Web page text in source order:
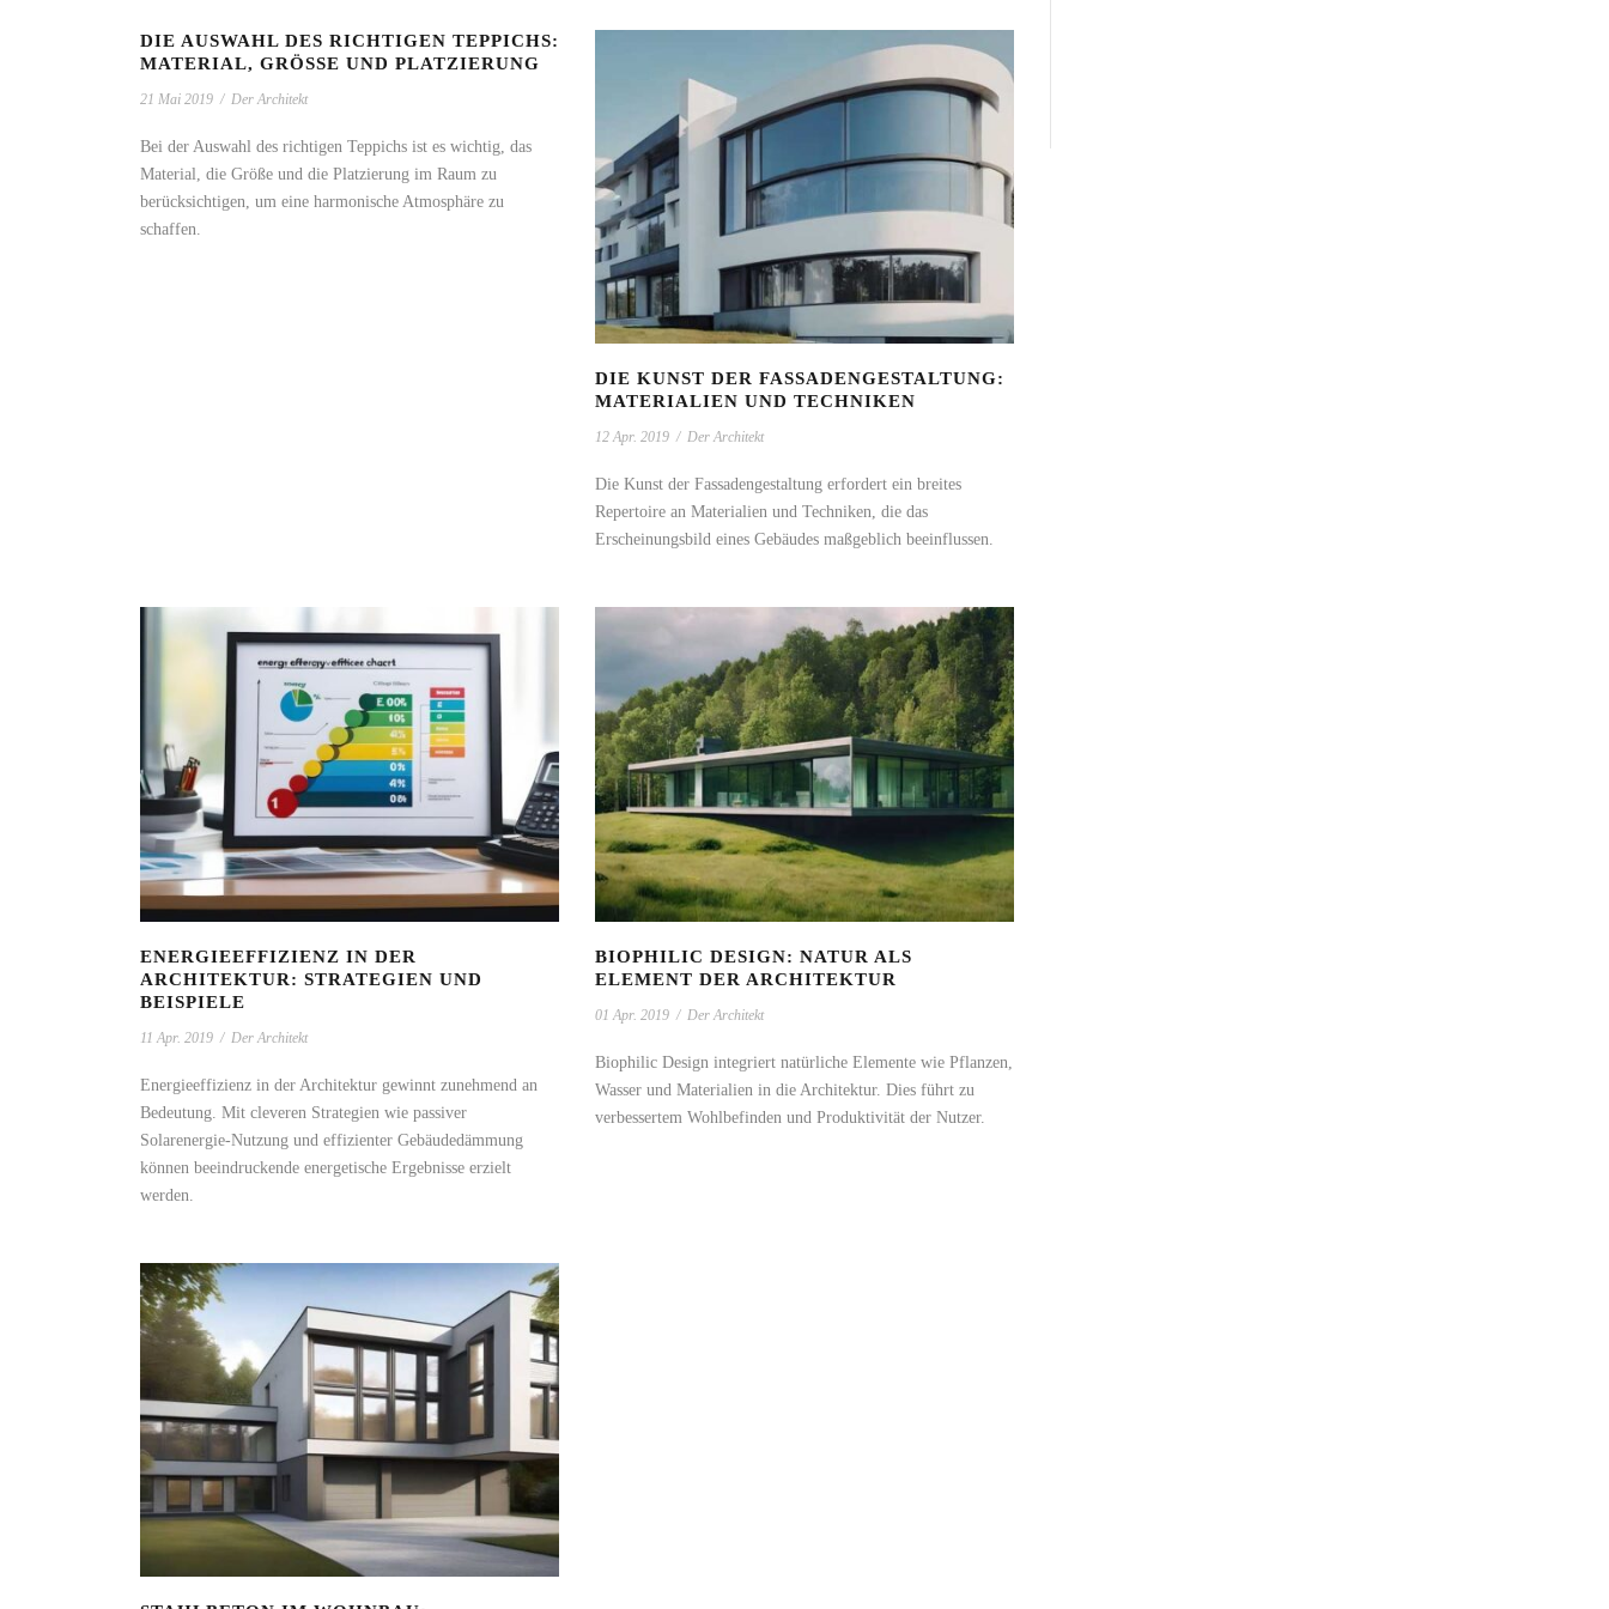
DIE AUSWAHL DES RICHTIGEN TEPPICHS:
MATERIAL, GRÖSSE UND PLATZIERUNG
21 Mai 2019 / Der Architekt
Bei der Auswahl des richtigen Teppichs ist es wichtig, das
Material, die Größe und die Platzierung im Raum zu
berücksichtigen, um eine harmonische Atmosphäre zu
schaffen.
DIE KUNST DER FASSADENGESTALTUNG:
MATERIALIEN UND TECHNIKEN
12 Apr. 2019 / Der Architekt
Die Kunst der Fassadengestaltung erfordert ein breites
Repertoire an Materialien und Techniken, die das
Erscheinungsbild eines Gebäudes maßgeblich beeinflussen.
ENERGIEEFFIZIENZ IN DER
ARCHITEKTUR: STRATEGIEN UND
BEISPIELE
11 Apr. 2019 / Der Architekt
Energieeffizienz in der Architektur gewinnt zunehmend an
Bedeutung. Mit cleveren Strategien wie passiver
Solarenergie-Nutzung und effizienter Gebäudedämmung
können beeindruckende energetische Ergebnisse erzielt
werden.
BIOPHILIC DESIGN: NATUR ALS
ELEMENT DER ARCHITEKTUR
01 Apr. 2019 / Der Architekt
Biophilic Design integriert natürliche Elemente wie Pflanzen,
Wasser und Materialien in die Architektur. Dies führt zu
verbessertem Wohlbefinden und Produktivität der Nutzer.